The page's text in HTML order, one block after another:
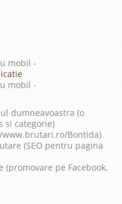
mobil -
mobil -
dumneavoastra (o
si categorie)
Bontida)
(SEO pentru pagina
pe Facebook,